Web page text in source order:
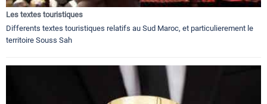
Les textes touristiques
Differents textes touristiques relatifs au Sud Maroc, et particulierement le
territoire Souss Sah